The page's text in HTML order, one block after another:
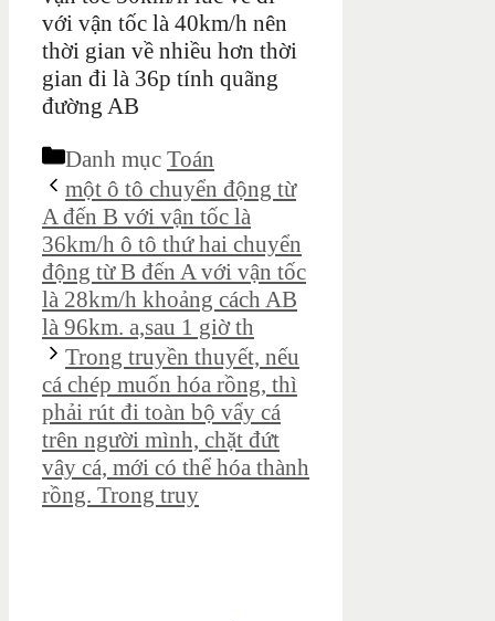
với vận tốc là 40km/h nên
thời gian về nhiều hơn thời
gian đi là 36p tính quãng
đường AB
Danh mục Toán
một ô tô chuyển động từ
A đến B với vận tốc là
36km/h ô tô thứ hai chuyển
động từ B đến A với vận tốc
là 28km/h khoảng cách AB
là 96km. a,sau 1 giờ th
Trong truyền thuyết, nếu
cá chép muốn hóa rồng, thì
phải rút đi toàn bộ vẩy cá
trên người mình, chặt đứt
vây cá, mới có thể hóa thành
rồng. Trong truy